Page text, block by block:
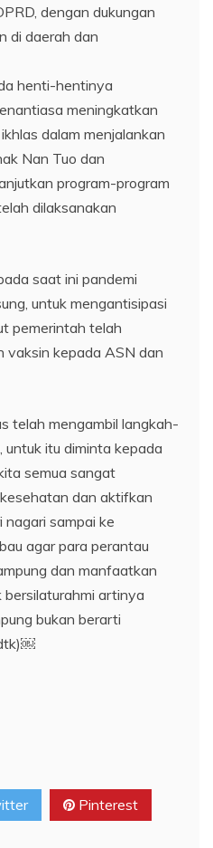
dengan dukungan
di daerah dan
henti-hentinya
meningkatkan
dalam menjalankan
Nan Tuo dan
program-program
dilaksanakan
saat ini pandemi
untuk mengantisipasi
pemerintah telah
vaksin kepada ASN dan
telah mengambil langkah-
itu diminta kepada
semua sangat
dan aktifkan
nagari sampai ke
agar para perantau
dan manfaatkan
artinya
bukan berarti
Pinterest